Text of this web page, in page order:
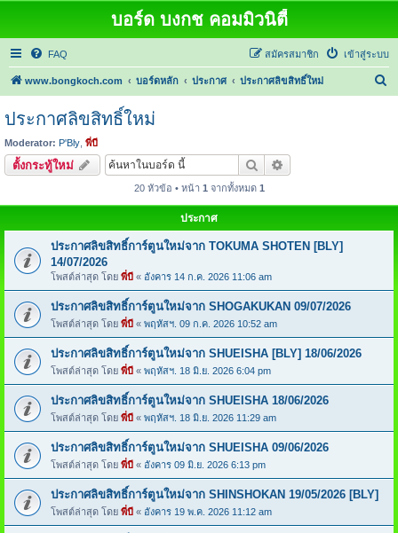
บอร์ด บงกช คอมมิวนิตี้
FAQ เข้าสู่ระบบ
สมัครสมาชิก
www.bongkoch.com บอร์ดหลัก ประกาศ ประกาศลิขสิทธิ์ใหม่
ประกาศลิขสิทธิ์ใหม่
Moderator: P'Bly พี่บี
ตั้งกระทู้ใหม่ ค้นหา
20 หัวข้อ • หน้า 1 จากทั้งหมด 1
ประกาศ
ประกาศลิขสิทธิ์การ์ตูนใหม่จาก TOKUMA SHOTEN [BLY]
14/07/2026
โพสต์ล่าสุด โดย พี่บี « อังคาร 14 ก.ค. 2026 11:06 am
ประกาศลิขสิทธิ์การ์ตูนใหม่จาก SHOGAKUKAN 09/07/2026
โพสต์ล่าสุด โดย พี่บี « พฤหัสฯ. 09 ก.ค. 2026 10:52 am
ประกาศลิขสิทธิ์การ์ตูนใหม่จาก SHUEISHA [BLY] 18/06/2026
โพสต์ล่าสุด โดย พี่บี « พฤหัสฯ. 18 มิ.ย. 2026 6:04 pm
ประกาศลิขสิทธิ์การ์ตูนใหม่จาก SHUEISHA 18/06/2026
โพสต์ล่าสุด โดย พี่บี « พฤหัสฯ. 18 มิ.ย. 2026 11:29 am
ประกาศลิขสิทธิ์การ์ตูนใหม่จาก SHUEISHA 09/06/2026
โพสต์ล่าสุด โดย พี่บี « อังคาร 09 มิ.ย. 2026 6:13 pm
ประกาศลิขสิทธิ์การ์ตูนใหม่จาก SHINSHOKAN 19/05/2026 [BLY]
โพสต์ล่าสุด โดย พี่บี « อังคาร 19 พ.ค. 2026 11:12 am